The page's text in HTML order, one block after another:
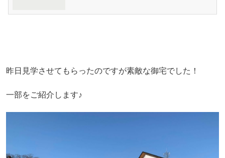
昨日見学させてもらったのですが素敵な御宅でした！
一部をご紹介します♪